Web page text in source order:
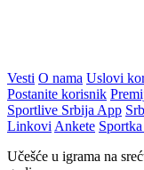
Vesti O nama Uslovi
Postanite korisnik
Sportlive Srbija App
Linkovi Ankete
Učešće u igrama na